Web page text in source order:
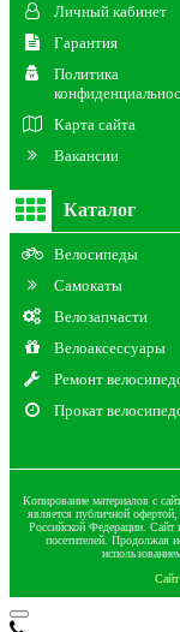
Личный кабинет
Гарантия
Политика
Карта сайта
Вакансии
Каталог
Велосипеды
Самокаты
Велозапчасти
Велоаксессуары
Ремонт
Прокат
Копирование материалов с
является публичной
Российской Федерации. Сайт
посетителей. Продолжая